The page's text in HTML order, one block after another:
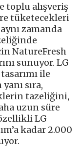
toplu alışveriş
tüketecekleri
zamanda
NatureFresh
sunuyor. LG
ile
sıra,
tazeliğini,
uzun süre
LG
kadar 2.000